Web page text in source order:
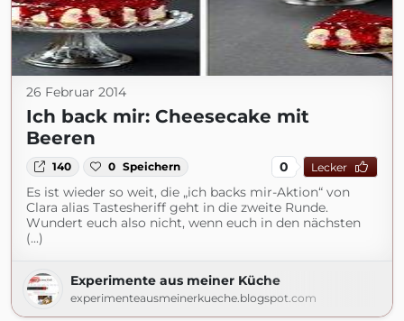
26 Februar 2014
Ich back mir: Cheesecake mit
Beeren
140 0 Speichern 0 Lecker
Es ist wieder so weit, die „ich backs mir-Aktion“ von
Clara alias Tastesheriff geht in die zweite Runde.
Wundert euch also nicht, wenn euch in den nächsten
(...)
Experimente aus meiner Küche
experimenteausmeinerkueche.blogspot.com